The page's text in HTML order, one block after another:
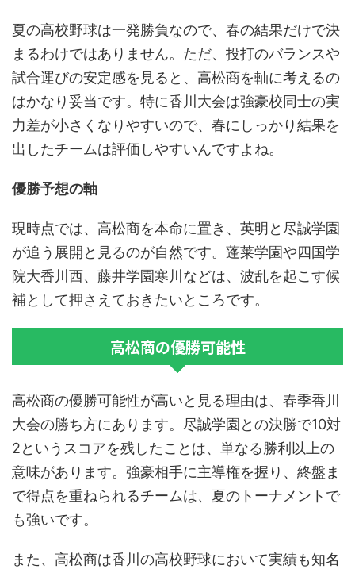
夏の高校野球は一発勝負なので、春の結果だけで決
まるわけではありません。ただ、投打のバランスや
試合運びの安定感を見ると、高松商を軸に考えるの
はかなり妥当です。特に香川大会は強豪校同士の実
力差が小さくなりやすいので、春にしっかり結果を
出したチームは評価しやすいんですよね。
優勝予想の軸
現時点では、 高松商を本命に置き、英明と尽誠学園
が追う展開 と見るのが自然です。蓬莱学園や四国学
院大香川西、藤井学園寒川などは、波乱を起こす候
補として押さえておきたいところです。
高松商の優勝可能性
高松商の優勝可能性が高いと見る理由は、春季香川
大会の勝ち方にあります。尽誠学園との決勝で10対
2というスコアを残したことは、単なる勝利以上の
意味があります。強豪相手に主導権を握り、終盤ま
で得点を重ねられるチームは、夏のトーナメントで
も強いです。
また、高松商は香川の高校野球において実績も知名